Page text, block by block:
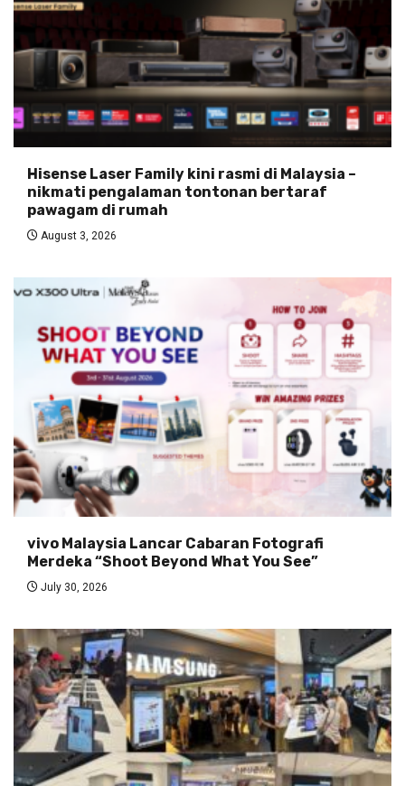
Hisense Laser Family kini rasmi di Malaysia –
nikmati pengalaman tontonan bertaraf
pawagam di rumah
August 3, 2026
vivo Malaysia Lancar Cabaran Fotografi
Merdeka “Shoot Beyond What You See”
July 30, 2026